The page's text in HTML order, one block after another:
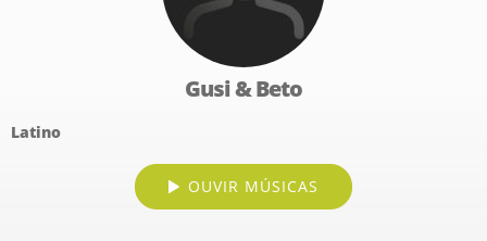
Gusi & Beto
Latino
OUVIR MÚSICAS